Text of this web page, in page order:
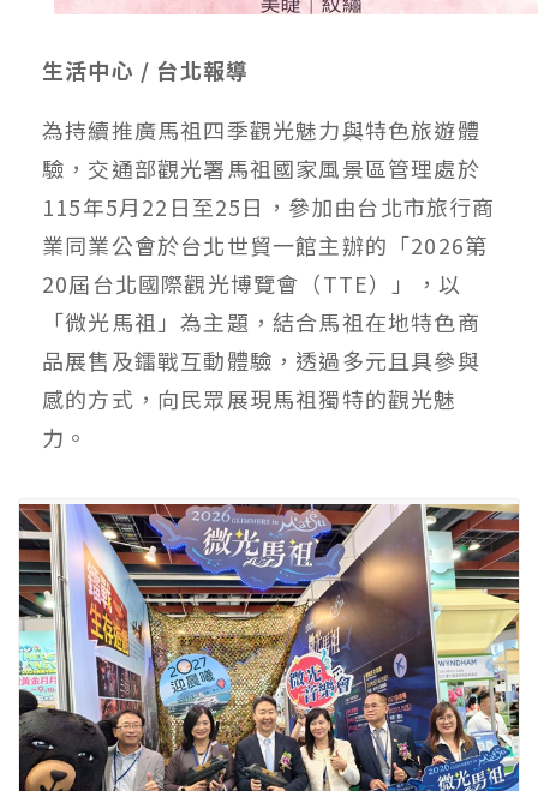
生活中心 / 台北報導
為持續推廣馬祖四季觀光魅力與特色旅遊體
驗，交通部觀光署馬祖國家風景區管理處於
115年5月22日至25日，參加由台北市旅行商
業同業公會於台北世貿一館主辦的「2026第
20屆台北國際觀光博覽會（TTE）」，以
「微光馬祖」為主題，結合馬祖在地特色商
品展售及鐳戰互動體驗，透過多元且具參與
感的方式，向民眾展現馬祖獨特的觀光魅
力。